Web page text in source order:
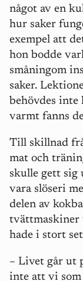
något av en
hur saker
exempel att
hon bodde
småningom
saker.
behövdes inte
varmt fanns
Till skillnad
mat och
skulle gett sig
vara slöseri
delen av
tvättmaskiner
hade i stort
– Livet går ut
inte att vi